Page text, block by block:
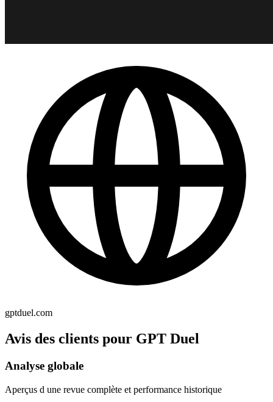
gptduel.com
Avis des clients pour GPT Duel
Analyse globale
Aperçus d une revue complète et performance historique